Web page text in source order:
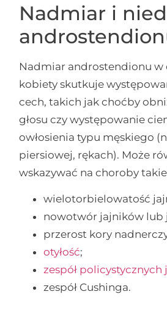
Nadmiar i
Nadmiar androstendionu
kobiety skutkuje
cech, takich jak choćby
głosu czy występowanie
owłosienia typu męskiego
piersiowej, rękach). Może
wskazywać na choroby
wielotorbielowatość
nowotwór jajników lub
przerost kory
otyłość;
zespół
zespół Cushinga.